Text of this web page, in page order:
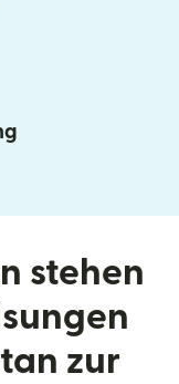
stehen
zur